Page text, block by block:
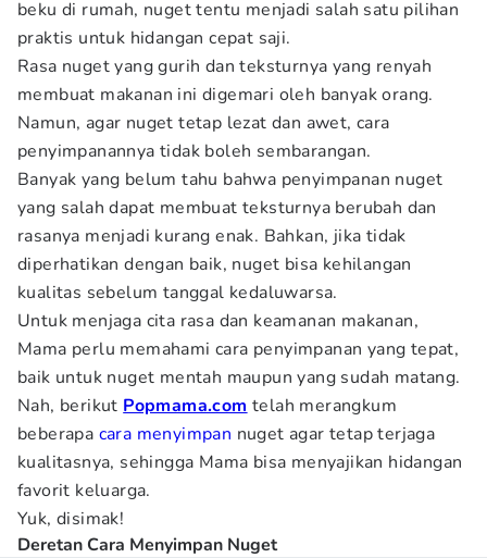
beku di rumah, nuget tentu menjadi salah satu pilihan
praktis untuk hidangan cepat saji.
Rasa nuget yang gurih dan teksturnya yang renyah
membuat makanan ini digemari oleh banyak orang.
Namun, agar nuget tetap lezat dan awet, cara
penyimpanannya tidak boleh sembarangan.
Banyak yang belum tahu bahwa penyimpanan nuget
yang salah dapat membuat teksturnya berubah dan
rasanya menjadi kurang enak. Bahkan, jika tidak
diperhatikan dengan baik, nuget bisa kehilangan
kualitas sebelum tanggal kedaluwarsa.
Untuk menjaga cita rasa dan keamanan makanan,
Mama perlu memahami cara penyimpanan yang tepat,
baik untuk nuget mentah maupun yang sudah matang.
Nah, berikut Popmama.com telah merangkum
beberapa cara menyimpan nuget agar tetap terjaga
kualitasnya, sehingga Mama bisa menyajikan hidangan
favorit keluarga.
Yuk, disimak!
Deretan Cara Menyimpan Nuget